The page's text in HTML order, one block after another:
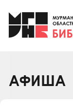
Клуб
Клуб
Коллегам
АФИША